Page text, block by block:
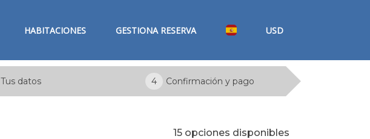
HABITACIONES GESTIONA RESERVA USD
Tus datos 4 Confirmación y pago
15 opciones disponibles